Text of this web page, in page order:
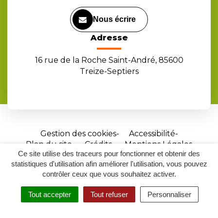
Ce site utilise des traceurs pour fonctionner et obtenir des
statistiques d'utilisation afin améliorer l'utilisation, vous pouvez
contrôler ceux que vous souhaitez activer.
Tout accepter Tout refuser Personnaliser
RECHERCHER
ACCESSIBILITÉ
Nous écrire
Adresse
16 rue de la Roche Saint-André, 85600
Treize-Septiers
Gestion des cookies
Accessibilité
Plan du site
Crédits
Mentions Légales
Site
réalisé
par
Inovagora